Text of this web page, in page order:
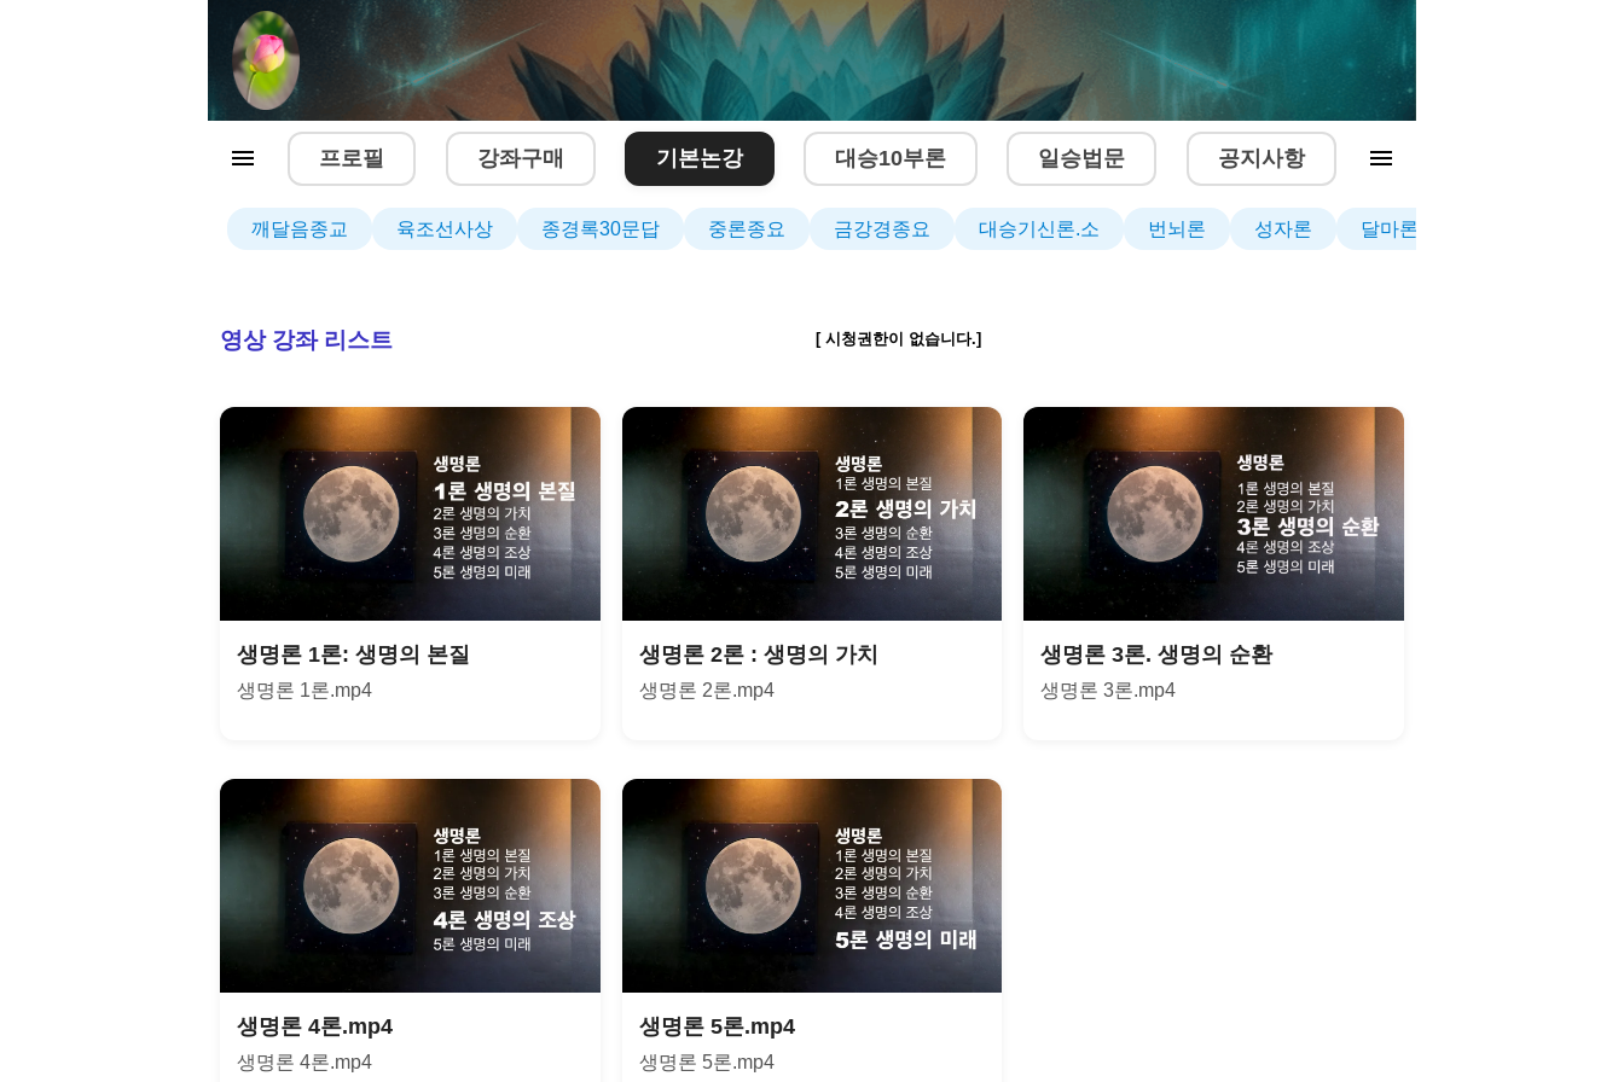
프로필 강좌구매 기본논강 대승10부론 일승법문 공지사항
깨달음종교 육조선사상 종경록30문답 중론종요 금강경종요 대승기신론.소 번뇌론 성자론 달마론
영상 강좌 리스트 [ 시청권한이 없습니다.]
생명론 1론: 생명의 본질
생명론 1론.mp4
생명론 2론 : 생명의 가치
생명론 2론.mp4
생명론 3론. 생명의 순환
생명론 3론.mp4
생명론 4론.mp4
생명론 4론.mp4
생명론 5론.mp4
생명론 5론.mp4